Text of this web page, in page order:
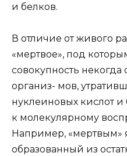
и белков.
В отличие от живого
«мертвое», под
совокупность
организ- мов,
нуклеиновых кислот и
к молекулярному
Например, «мертвым»
образованный из